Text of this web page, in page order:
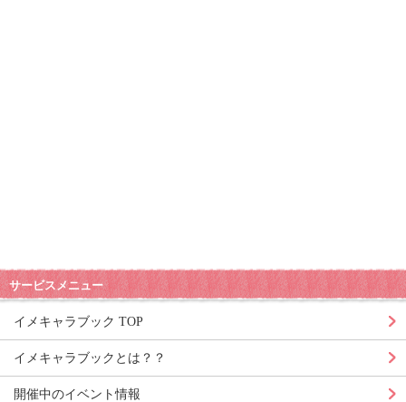
サービスメニュー
イメキャラブック TOP
イメキャラブックとは？？
開催中のイベント情報